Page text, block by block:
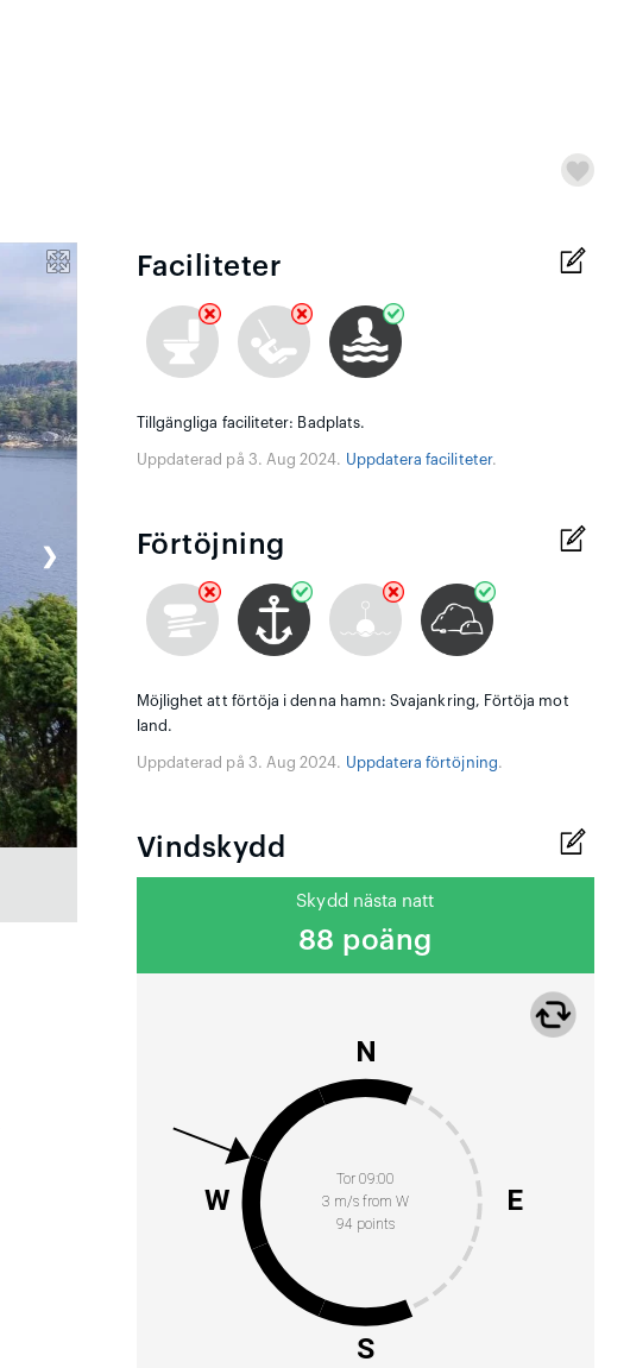
❯
Faciliteter
Tillgängliga faciliteter: Badplats.
Uppdaterad på 3. Aug 2024. Uppdatera faciliteter.
Förtöjning
Möjlighet att förtöja i denna hamn: Svajankring, Förtöja mot
land.
Uppdaterad på 3. Aug 2024. Uppdatera förtöjning.
Vindskydd
Skydd nästa natt
88 poäng
Tor 09:00
3 m/s from W
94 points
N
E
S
W